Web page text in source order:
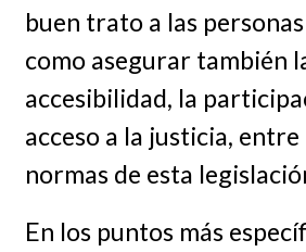
buen trato a las
como asegurar también
accesibilidad, la
acceso a la justicia,
normas de esta
En los puntos más